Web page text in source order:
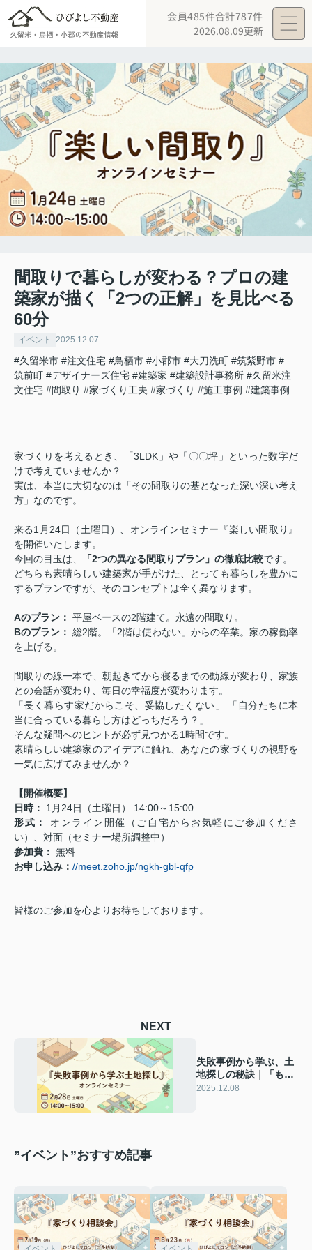
会員485件合計787件
2026.08.09更新
間取りで暮らしが変わる？プロの建
築家が描く「2つの正解」を見比べる
60分
イベント 2025.12.07
#久留米市 #注文住宅 #鳥栖市 #小郡市 #大刀洗町 #筑紫野市 #
筑前町 #デザイナーズ住宅 #建築家 #建築設計事務所 #久留米注
文住宅 #間取り #家づくり工夫 #家づくり #施工事例 #建築事例
家づくりを考えるとき、「3LDK」や「〇〇坪」といった数字だ
けで考えていませんか？
実は、本当に大切なのは「その間取りの基となった深い深い考え
方」なのです。
来る1月24日（土曜日）、オンラインセミナー『楽しい間取り』
を開催いたします。
今回の目玉は、
「2つの異なる間取りプラン」の徹底比較です。
どちらも素晴らしい建築家が手がけた、とっても暮らしを豊かに
するプランですが、そのコンセプトは全く異なります。
Aのプラン： 平屋ベースの2階建て。永遠の間取り。
Bのプラン： 総2階。「2階は使わない」からの卒業。家の稼働率
を上げる。
間取りの線一本で、朝起きてから寝るまでの動線が変わり、家族
との会話が変わり、毎日の幸福度が変わります。
「長く暮らす家だからこそ、妥協したくない」 「自分たちに本
当に合っている暮らし方はどっちだろう？」
そんな疑問へのヒントが必ず見つかる1時間です。
素晴らしい建築家のアイデアに触れ、あなたの家づくりの視野を
一気に広げてみませんか？
【開催概要】
日時：
1月24日（土曜日） 14:00～15:00
形式：
オンライン開催（ご自宅からお気軽にご参加くださ
い）、対面（セミナー場所調整中）
参加費： 無料
お申し込み： //meet.zoho.jp/ngkh-gbl-qfp
皆様のご参加を心よりお待ちしております。
NEXT
失敗事例から学ぶ、土
地探しの秘訣｜「もっ
と早く知りたかっ
2025.12.08
”イベント”おすすめ記事